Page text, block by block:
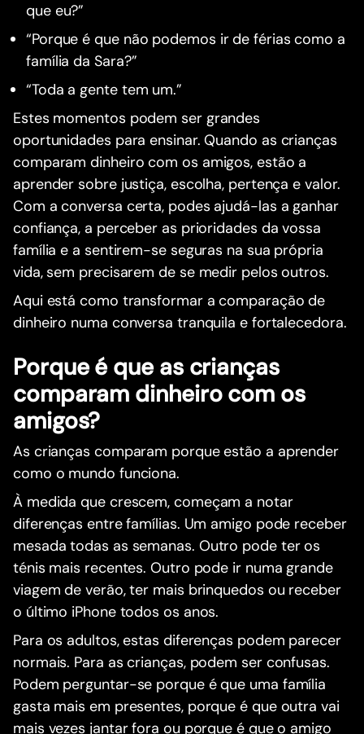
que eu?”
“Porque é que não podemos ir de férias como a
família da Sara?”
“Toda a gente tem um.”
Estes momentos podem ser grandes
oportunidades para ensinar. Quando as crianças
comparam dinheiro com os amigos, estão a
aprender sobre justiça, escolha, pertença e valor.
Com a conversa certa, podes ajudá-las a ganhar
confiança, a perceber as prioridades da vossa
família e a sentirem-se seguras na sua própria
vida, sem precisarem de se medir pelos outros.
Aqui está como transformar a comparação de
dinheiro numa conversa tranquila e fortalecedora.
Porque é que as crianças
comparam dinheiro com os
amigos?
As crianças comparam porque estão a aprender
como o mundo funciona.
À medida que crescem, começam a notar
diferenças entre famílias. Um amigo pode receber
mesada todas as semanas. Outro pode ter os
ténis mais recentes. Outro pode ir numa grande
viagem de verão, ter mais brinquedos ou receber
o último iPhone todos os anos.
Para os adultos, estas diferenças podem parecer
normais. Para as crianças, podem ser confusas.
Podem perguntar-se porque é que uma família
gasta mais em presentes, porque é que outra vai
mais vezes jantar fora ou porque é que o amigo